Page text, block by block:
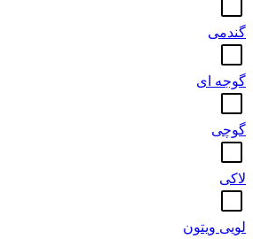
گندمی
گوجه ای
گوچی
لاکی
لویی ویتون